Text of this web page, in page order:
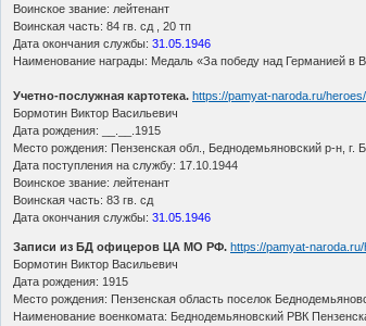
Воинское звание: лейтенант
Воинская часть: 84 гв. сд , 20 тп
Дата окончания службы:31.05.1946
Наименование награды: Медаль «За победу над Германией в
Учетно-послужная картотека. https://pamyat-naroda.ru/
Бормотин Виктор Васильевич
Дата рождения: __.__.1915
Место рождения: Пензенская обл., Беднодемьяновский р-н, г.
Дата поступления на службу: 17.10.1944
Воинское звание: лейтенант
Воинская часть: 83 гв. сд
Дата окончания службы:31.05.1946
Записи из БД офицеров ЦА МО РФ. https://pamyat-
Бормотин Виктор Васильевич
Дата рождения: 1915
Место рождения: Пензенская область поселок
Наименование военкомата: Беднодемьяновский РВК